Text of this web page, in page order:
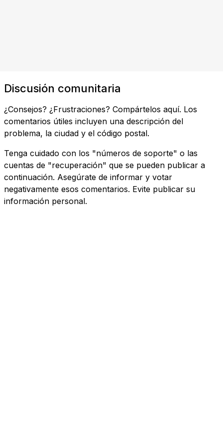
Discusión comunitaria
¿Consejos? ¿Frustraciones? Compártelos aquí. Los
comentarios útiles incluyen una descripción del
problema, la ciudad y el código postal.
Tenga cuidado con los "números de soporte" o las
cuentas de "recuperación" que se pueden publicar a
continuación. Asegúrate de informar y votar
negativamente esos comentarios. Evite publicar su
información personal.